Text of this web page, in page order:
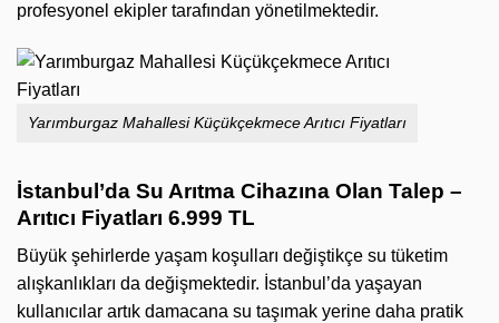
profesyonel ekipler tarafından yönetilmektedir.
Yarımburgaz Mahallesi Küçükçekmece Arıtıcı Fiyatları
İstanbul’da Su Arıtma Cihazına Olan Talep –
Arıtıcı Fiyatları 6.999 TL
Büyük şehirlerde yaşam koşulları değiştikçe su tüketim
alışkanlıkları da değişmektedir. İstanbul’da yaşayan
kullanıcılar artık damacana su taşımak yerine daha pratik